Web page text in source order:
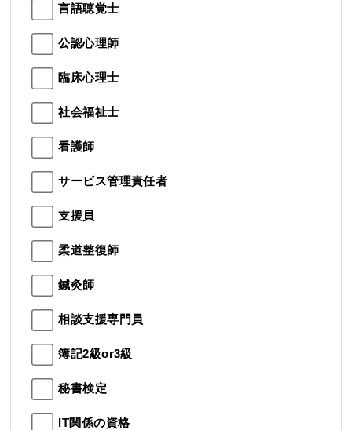
言語聴覚士
公認心理師
臨床心理士
社会福祉士
看護師
サービス管理責任者
支援員
柔道整復師
鍼灸師
相談支援専門員
簿記2級or3級
秘書検定
IT関係の資格